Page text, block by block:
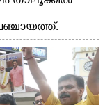
കത്തിപ്പാറ,
എന്നീ ആറു
മാർഗമാണ് ഈ